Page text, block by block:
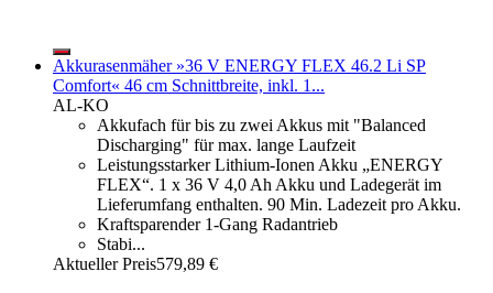
Akkurasenmäher »36 V ENERGY FLEX 46.2 Li SP
Comfort« 46 cm Schnittbreite, inkl. 1...
AL-KO
Akkufach für bis zu zwei Akkus mit "Balanced
Discharging" für max. lange Laufzeit
Leistungsstarker Lithium-Ionen Akku „ENERGY
FLEX“. 1 x 36 V 4,0 Ah Akku und Ladegerät im
Lieferumfang enthalten. 90 Min. Ladezeit pro Akku.
Kraftsparender 1-Gang Radantrieb
Stabi...
Aktueller Preis579,89 €